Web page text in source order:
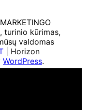
turinio kūrimas,
valdomas
| Horizon
WordPress.